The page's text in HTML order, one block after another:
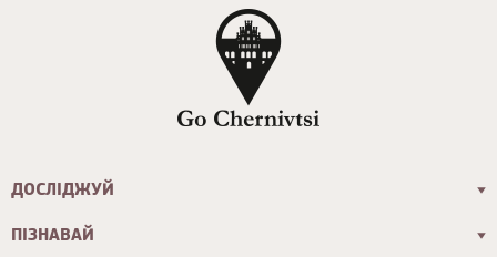
ДОСЛІДЖУЙ
ПІЗНАВАЙ